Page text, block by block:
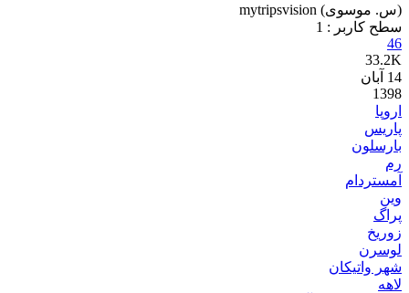
(س. موسوی) mytripsvision
سطح کاربر : 1
46
33.2K
14 آبان
1398
اروپا
پاریس
بارسلون
رم
آمستردام
وین
پراگ
زوریخ
لوسرن
شهر واتیکان
لاهه